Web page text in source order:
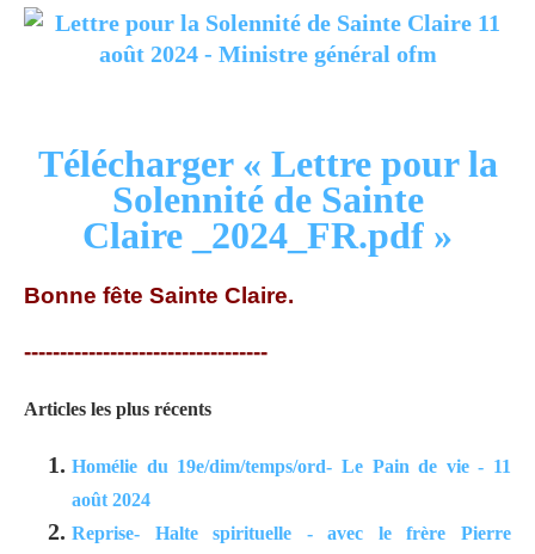
Télécharger « Lettre pour la
Solennité de Sainte
Claire _2024_FR.pdf »
Bonne fête Sainte Claire.
----------------------------------
Articles les plus récents
Homélie du 19e/dim/temps/ord- Le Pain de vie - 11
août 2024
Reprise- Halte spirituelle - avec le frère Pierre